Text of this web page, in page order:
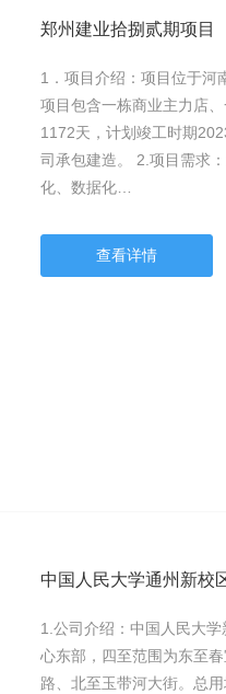
郑州建业拾捌贰期项目
1．项目介绍：项目位于河
项目包含一栋商业主力店
1172天，计划竣工时期
司承包建造。 2.项目需求
化、数据化…
查看详情
中国人民大学通州新校
1.公司介绍：中国人民大
心东部，四至范围为东至
路、北至玉带河大街。总